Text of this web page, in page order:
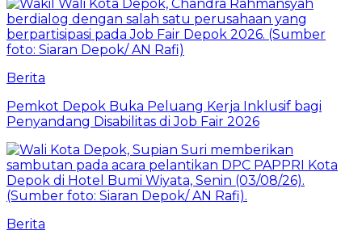
Berita
Pemkot Depok Buka Peluang Kerja Inklusif bagi
Penyandang Disabilitas di Job Fair 2026
Berita